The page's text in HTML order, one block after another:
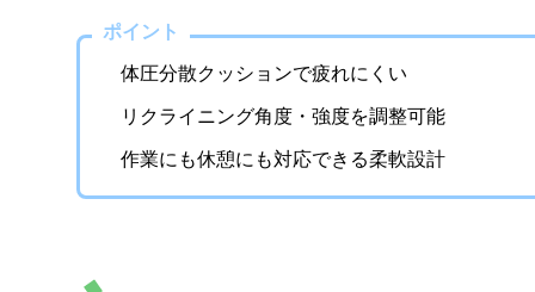
ポイント
体圧分散クッションで疲れにくい
リクライニング角度・強度を調整可能
作業にも休憩にも対応できる柔軟設計